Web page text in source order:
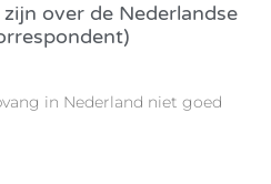
over de Nederlandse
in Nederland niet goed